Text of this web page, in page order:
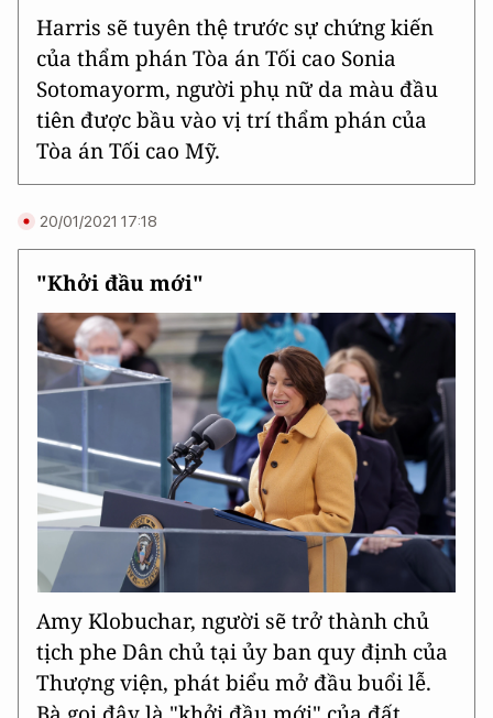
Harris sẽ tuyên thệ trước sự chứng kiến
của thẩm phán Tòa án Tối cao Sonia
Sotomayorm, người phụ nữ da màu đầu
tiên được bầu vào vị trí thẩm phán của
Tòa án Tối cao Mỹ.
20/01/2021 17:18
"Khởi đầu mới"
Amy Klobuchar, người sẽ trở thành chủ
tịch phe Dân chủ tại ủy ban quy định của
Thượng viện, phát biểu mở đầu buổi lễ.